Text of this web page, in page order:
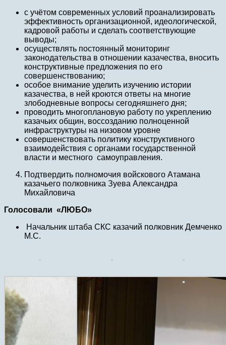
с учётом современных условий проанализировать
эффективность организационной, идеологической,
кадровой работы и сделать соответствующие
выводы;
осуществлять постоянный мониторинг
законодательства в отношении казачества, вносить
конструктивные предложения по его
совершенствованию;
особое внимание уделить изучению истории
казачества, в ней кроются ответы на многие
злободневные вопросы сегодняшнего дня;
проводить многоплановую работу по укреплению
казачьих общин, воссозданию полноценной
инфраструктуры на низовом уровне
совершенствовать политику конструктивного
взаимодействия с органами государственной
власти и местного самоуправления.
Подтвердить полномочия войскового Атамана
казачьего полковника Зуева Александра
Михайловича
Голосовали «ЛЮБО»
Начальник штаба СКС казачий полковник Демченко
М.С.